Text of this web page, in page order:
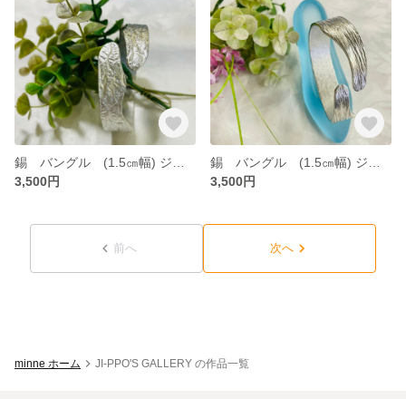
3,500円
3,500円
前へ 次へ
minne ホーム JI-PPO'S GALLERY の作品一覧